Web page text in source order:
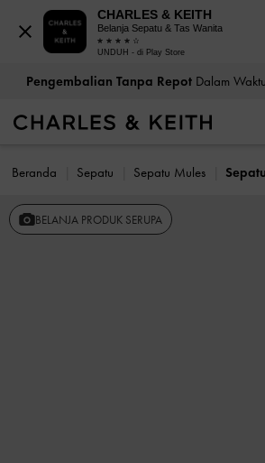
Pengembalian Tanpa RepotDalam
Beranda Sepatu Sepatu Mules
BELANJA PRODUK SERUPA
CHARLES & KEITH
Belanja Sepatu & Tas Wanita
UNDUH - di Play Store